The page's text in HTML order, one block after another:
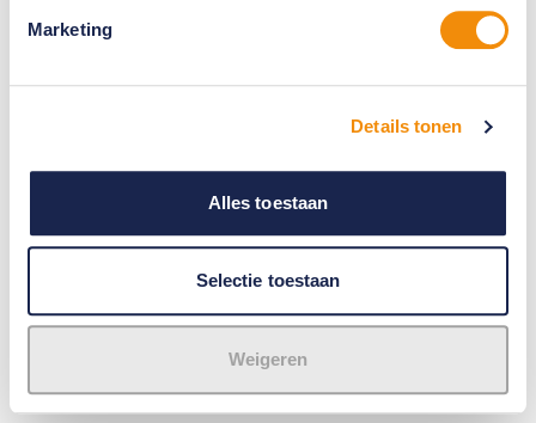
Marketing
Details tonen
Alles toestaan
Selectie toestaan
Weigeren